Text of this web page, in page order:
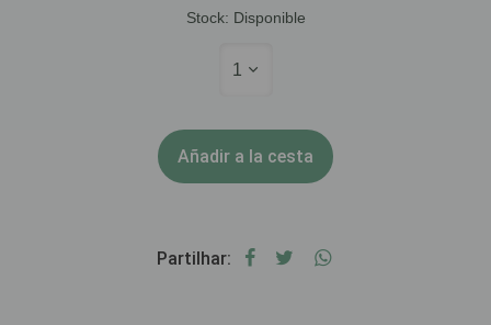
Stock: Disponible
1
Añadir a la cesta
Partilhar: